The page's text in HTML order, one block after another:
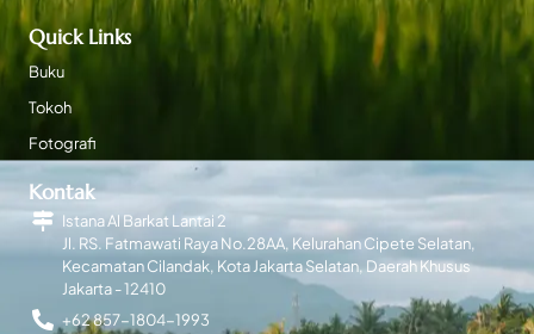
Quick Links
Buku
Tokoh
Fotografi
Kontak
Istana Al Barkat Lantai 2
Jl. RS. Fatmawati Raya No.28AA, Kelurahan Cipete Selatan,
Kecamatan Cilandak, Kota Jakarta Selatan, Daerah Khusus
Jakarta - 12410
+62 857-1804-1993